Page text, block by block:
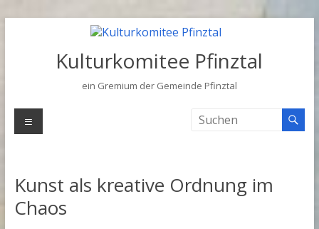
Kulturkomitee Pfinztal
ein Gremium der Gemeinde Pfinztal
Menü
Kunst als kreative Ordnung im
Chaos